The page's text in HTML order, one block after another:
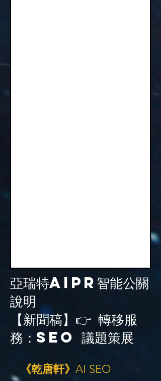
亞瑞特AiPR智能公關
說明
【新聞稿】👉 轉移服
務：SEO 議題策展
《乾唐軒》 AI SEO